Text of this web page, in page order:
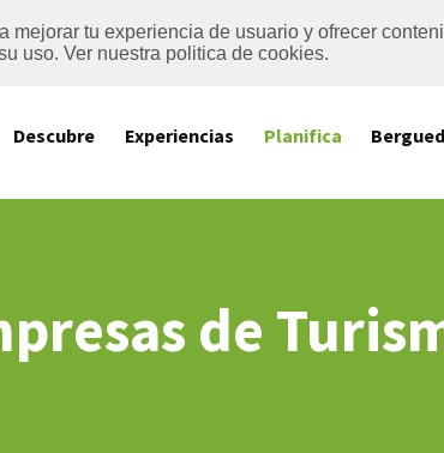
mejorar tu experiencia de usuario y ofrecer
uso. Ver nuestra politica de cookies.
Descubre Experiencias Planifica
de